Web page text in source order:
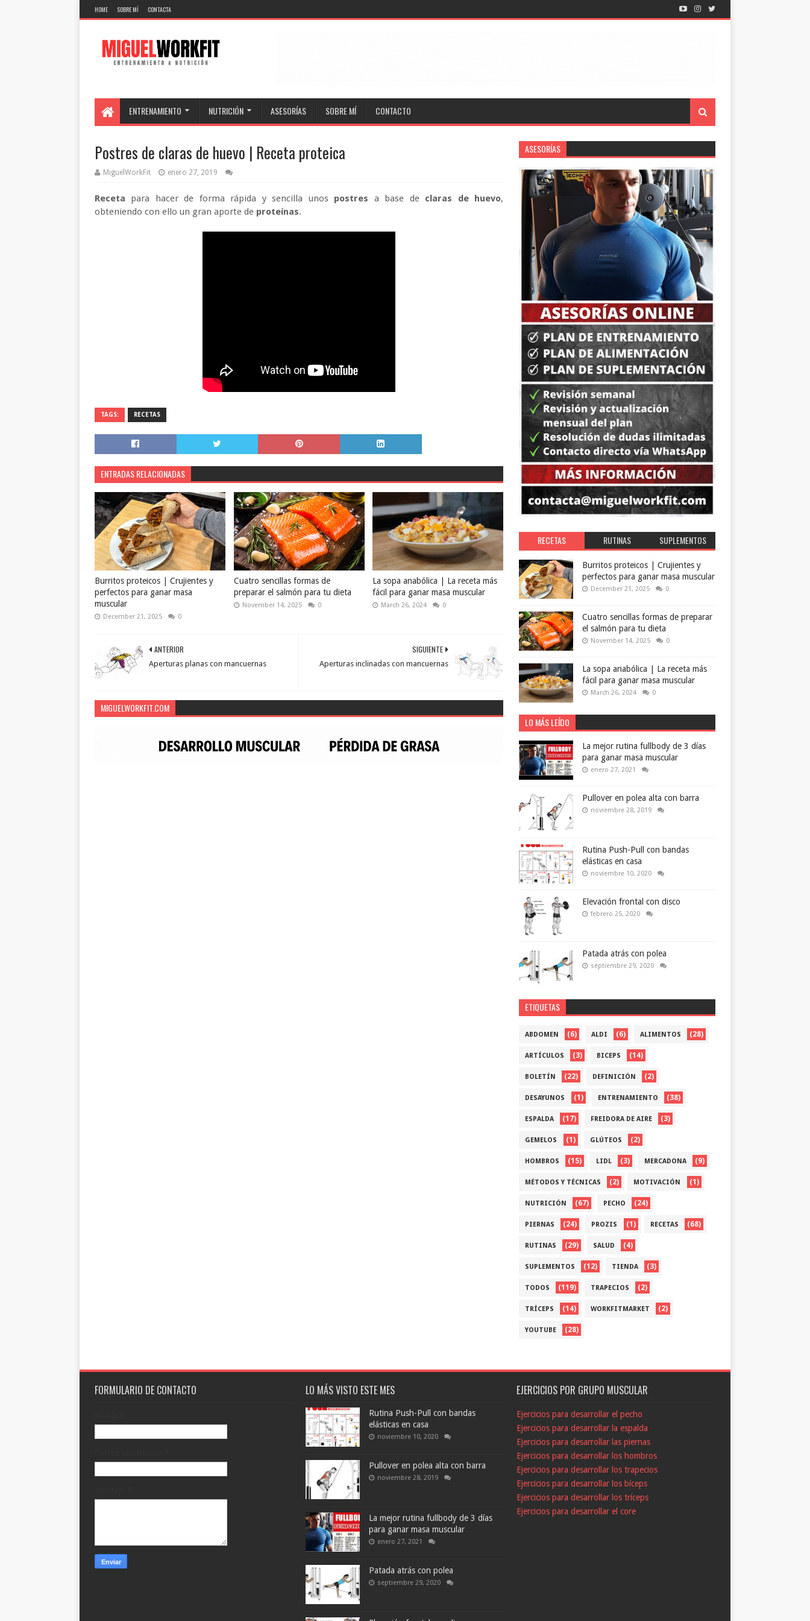
HOME SOBRE MÍ CONTACTA
ENTRENAMIENTO NUTRICIÓN ASESORÍAS SOBRE MÍ CONTACTO
Postres de claras de huevo | Receta proteica
MiguelWorkFit enero 27, 2019
Receta para hacer de forma rápida y sencilla unos postres a base de claras de huevo,
obteniendo con ello un gran aporte de proteínas.
TAGS: RECETAS
ENTRADAS RELACIONADAS
Burritos proteicos | Crujientes y
perfectos para ganar masa
muscular
December 21, 2025 0
Cuatro sencillas formas de
preparar el salmón para tu dieta
November 14, 2025 0
La sopa anabólica | La receta más
fácil para ganar masa muscular
March 26, 2024 0
SIGUIENTE
Aperturas inclinadas con mancuernas
ANTERIOR
Aperturas planas con mancuernas
MIGUELWORKFIT.COM
ASESORÍAS
RECETAS RUTINAS SUPLEMENTOS
Burritos proteicos | Crujientes y
perfectos para ganar masa muscular
December 21, 2025 0
Cuatro sencillas formas de preparar
el salmón para tu dieta
November 14, 2025 0
La sopa anabólica | La receta más
fácil para ganar masa muscular
March 26, 2024 0
LO MÁS LEÍDO
La mejor rutina fullbody de 3 días
para ganar masa muscular
enero 27, 2021
Pullover en polea alta con barra
noviembre 28, 2019
Rutina Push-Pull con bandas
elásticas en casa
noviembre 10, 2020
Elevación frontal con disco
febrero 25, 2020
Patada atrás con polea
septiembre 29, 2020
ETIQUETAS
ABDOMEN (6) ALDI (6) ALIMENTOS (28)
ARTÍCULOS (3) BICEPS (14)
BOLETÍN (22) DEFINICIÓN (2)
DESAYUNOS (1) ENTRENAMIENTO (38)
ESPALDA (17) FREIDORA DE AIRE (3)
GEMELOS (1) GLÚTEOS (2)
HOMBROS (15) LIDL (3) MERCADONA (9)
MÉTODOS Y TÉCNICAS (2) MOTIVACIÓN (1)
NUTRICIÓN (67) PECHO (24)
PIERNAS (24) PROZIS (1) RECETAS (68)
RUTINAS (29) SALUD (4)
SUPLEMENTOS (12) TIENDA (3)
TODOS (119) TRAPECIOS (2)
TRÍCEPS (14) WORKFITMARKET (2)
YOUTUBE (28)
FORMULARIO DE CONTACTO LO MÁS VISTO ESTE MES
Rutina Push-Pull con bandas
elásticas en casa
noviembre 10, 2020
Pullover en polea alta con barra
noviembre 28, 2019
La mejor rutina fullbody de 3 días
para ganar masa muscular
enero 27, 2021
Patada atrás con polea
septiembre 29, 2020
EJERCICIOS POR GRUPO MUSCULAR
Ejercicios para desarrollar el pecho
Ejercicios para desarrollar la espalda
Ejercicios para desarrollar las piernas
Ejercicios para desarrollar los hombros
Ejercicios para desarrollar los trapecios
Ejercicios para desarrollar los bíceps
Ejercicios para desarrollar los tríceps
Ejercicios para desarrollar el core